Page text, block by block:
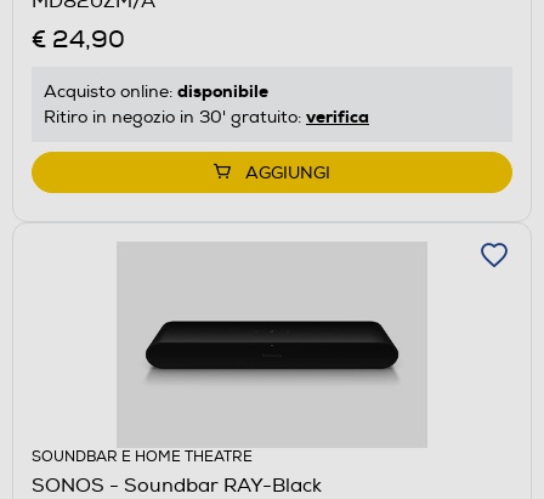
€ 24,90
Acquisto online: disponibile
Ritiro in negozio in 30' gratuito: verifica
AGGIUNGI
SOUNDBAR E HOME THEATRE
SONOS - Soundbar RAY-Black